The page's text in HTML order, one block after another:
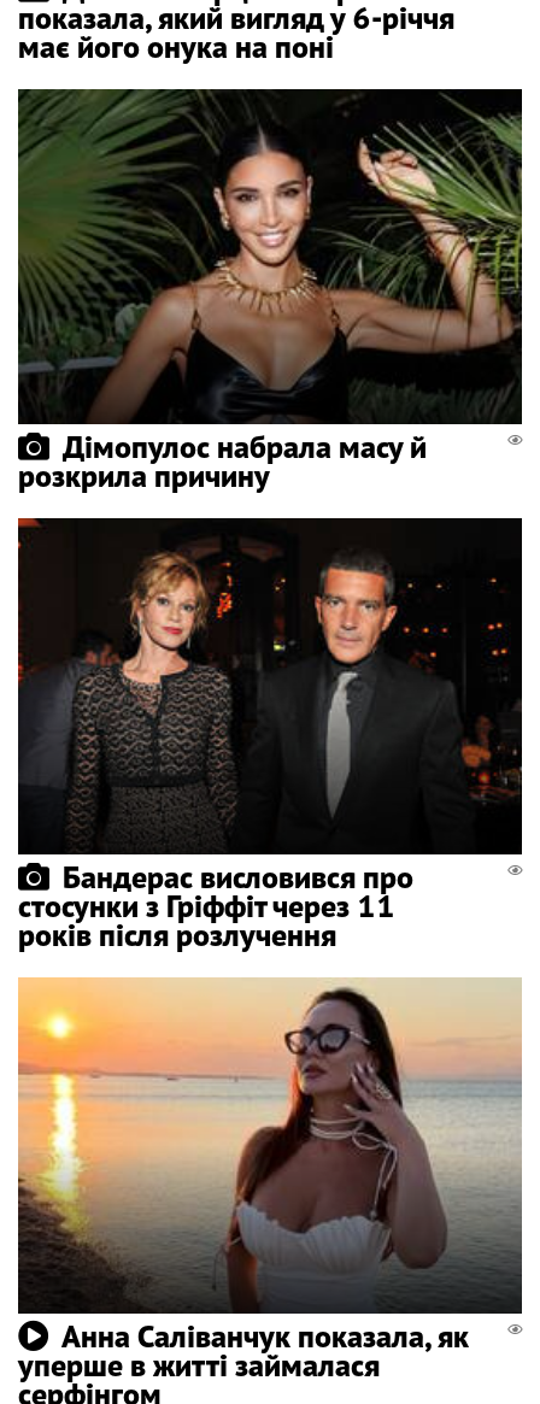
показала, який вигляд у 6-річчя
має його онука на поні
Дімопулос набрала масу й
розкрила причину
Бандерас висловився про
стосунки з Гріффіт через 11
років після розлучення
Анна Саліванчук показала, як
уперше в житті займалася
серфінгом